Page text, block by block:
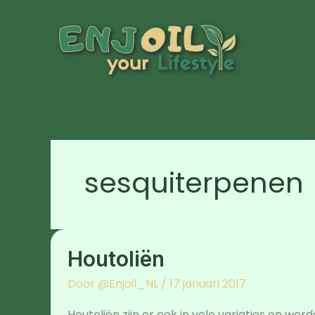
sesquiterpenen
Houtoliën
Door @Enjoil_NL / 17 januari 2017